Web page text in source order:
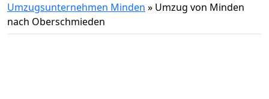
Umzugsunternehmen Minden » Umzug von Minden
nach Oberschmieden